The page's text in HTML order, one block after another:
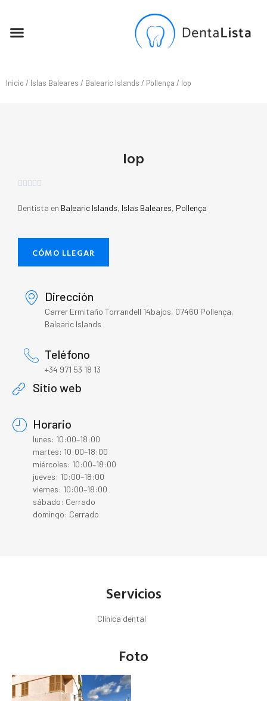
Inicio / Islas Baleares / Balearic Islands / Pollença / Iop
Iop
    
Dentista en Balearic Islands, Islas Baleares, Pollença
CÓMO LLEGAR
Dirección
Carrer Ermitaño Torrandell 14bajos, 07460 Pollença,
Balearic Islands
Teléfono
+34 971 53 18 13
Sitio web
Horario
lunes: 10:00–18:00
martes: 10:00–18:00
miércoles: 10:00–18:00
jueves: 10:00–18:00
viernes: 10:00–18:00
sábado: Cerrado
domingo: Cerrado
Servicios
Clínica dental
Foto